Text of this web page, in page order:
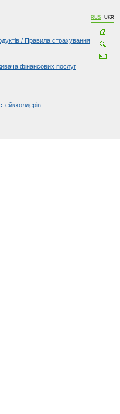
/ Правила страхування
фінансових послуг
RUS UKR